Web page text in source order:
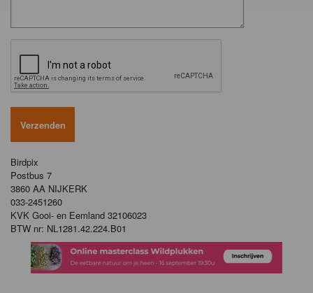
Birdpix
Postbus 7
3860 AA NIJKERK
033-2451260
KVK Gooi- en Eemland 32106023
BTW nr: NL1281.42.224.B01